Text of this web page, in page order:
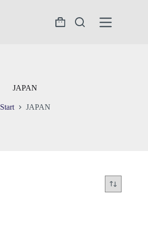
Warenkorb
JAPAN
Start JAPAN